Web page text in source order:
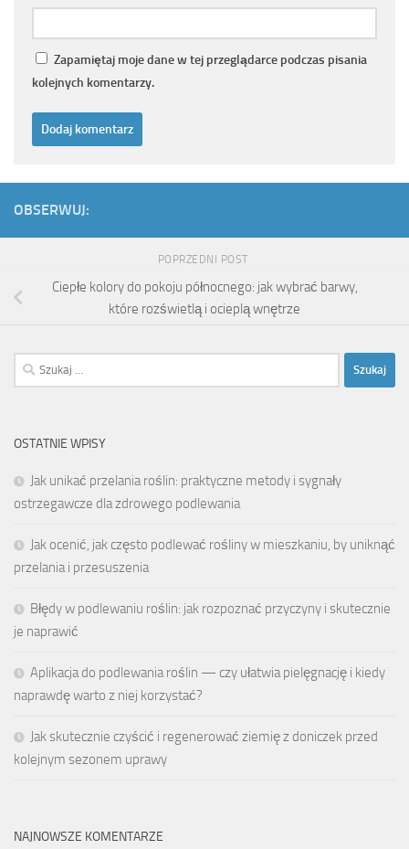
Zapamiętaj moje dane w tej przeglądarce podczas pisania
kolejnych komentarzy.
OBSERWUJ:
POPRZEDNI POST
Ciepłe kolory do pokoju północnego: jak wybrać barwy,
które rozświetlą i ocieplą wnętrze
Szukaj:
OSTATNIE WPISY
Jak unikać przelania roślin: praktyczne metody i sygnały
ostrzegawcze dla zdrowego podlewania
Jak ocenić, jak często podlewać rośliny w mieszkaniu, by uniknąć
przelania i przesuszenia
Błędy w podlewaniu roślin: jak rozpoznać przyczyny i skutecznie
je naprawić
Aplikacja do podlewania roślin — czy ułatwia pielęgnację i kiedy
naprawdę warto z niej korzystać?
Jak skutecznie czyścić i regenerować ziemię z doniczek przed
kolejnym sezonem uprawy
NAJNOWSZE KOMENTARZE